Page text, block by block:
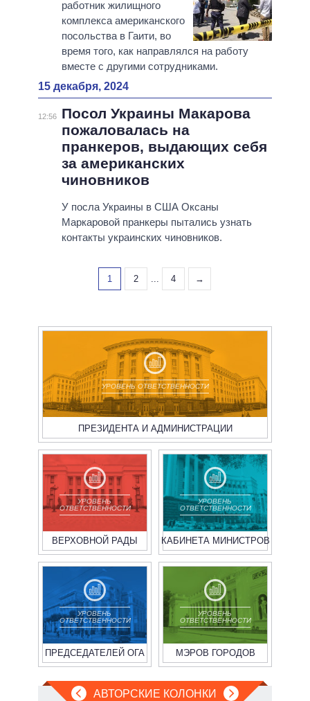
работник жилищного
комплекса американского
посольства в Гаити, во
время того, как направлялся на работу
вместе с другими сотрудниками.
15 декабря, 2024
12:56
Посол Украины Макарова
пожаловалась на
пранкеров, выдающих себя
за американских
чиновников
У посла Украины в США Оксаны
Маркаровой пранкеры пытались узнать
контакты украинских чиновников.
1 2 ... 4 →
УРОВЕНЬ ОТВЕТСТВЕННОСТИ
ПРЕЗИДЕНТА И АДМИНИСТРАЦИИ
УРОВЕНЬ
ОТВЕТСТВЕННОСТИ
ВЕРХОВНОЙ РАДЫ
УРОВЕНЬ
ОТВЕТСТВЕННОСТИ
КАБИНЕТА МИНИСТРОВ
УРОВЕНЬ
ОТВЕТСТВЕННОСТИ
ПРЕДСЕДАТЕЛЕЙ ОГА
УРОВЕНЬ
ОТВЕТСТВЕННОСТИ
МЭРОВ ГОРОДОВ
АВТОРСКИЕ КОЛОНКИ